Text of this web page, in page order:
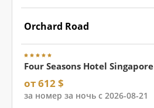
Orchard Road
Four Seasons Hotel Singapore
от 612 $
за номер за ночь с 2026-08-21